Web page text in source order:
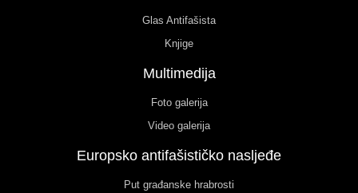
Glas Antifašista
Knjige
Multimedija
Foto galerija
Video galerija
Europsko antifašističko nasljeđe
Put građanske hrabrosti